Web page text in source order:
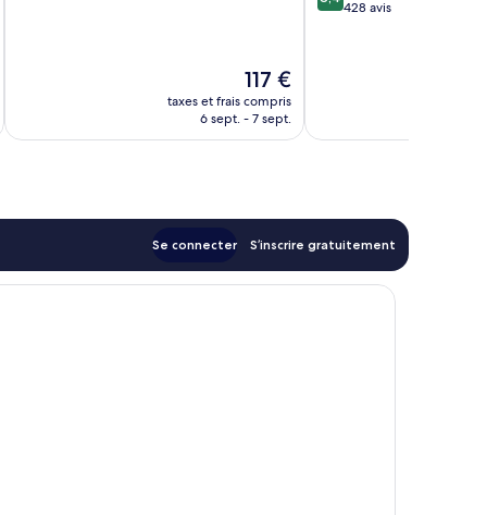
Le
nouveau
prix
117 €
taxes et frais compris
6 sept. - 7 sept.
sur 428 avis
Se connecter S’inscrire gratuitement